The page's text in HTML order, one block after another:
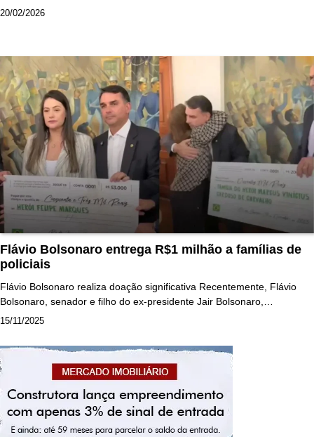
20/02/2026
Flávio Bolsonaro entrega R$1 milhão a famílias de
policiais
Flávio Bolsonaro realiza doação significativa Recentemente, Flávio
Bolsonaro, senador e filho do ex-presidente Jair Bolsonaro,…
15/11/2025